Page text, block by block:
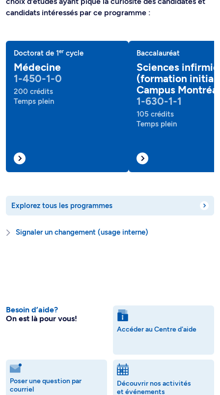
candidats intéressés par ce programme :
Doctorat de 1er cycle
Médecine
1-450-1-0
200 crédits
Temps plein
Baccalauréat
Sciences
(formation
Campus Montréal
1-630-1-1
105 crédits
Temps plein
Explorez tous les programmes
Signaler un changement (usage interne)
Besoin d’aide?
On est là pour vous!
Accéder au Centre d'aide
Poser une question par
courriel
Découvrir nos activités
et événements